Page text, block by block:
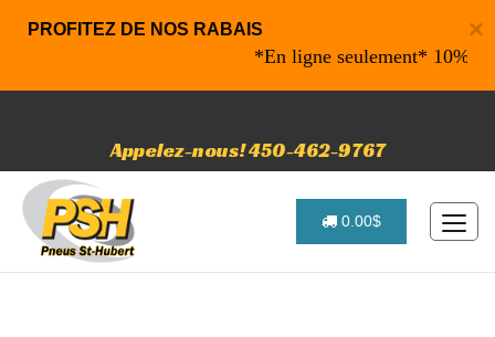
×
PROFITEZ DE NOS RABAIS
*En ligne seulement* 10% de
Appelez-nous! 450-462-9767
0.00$